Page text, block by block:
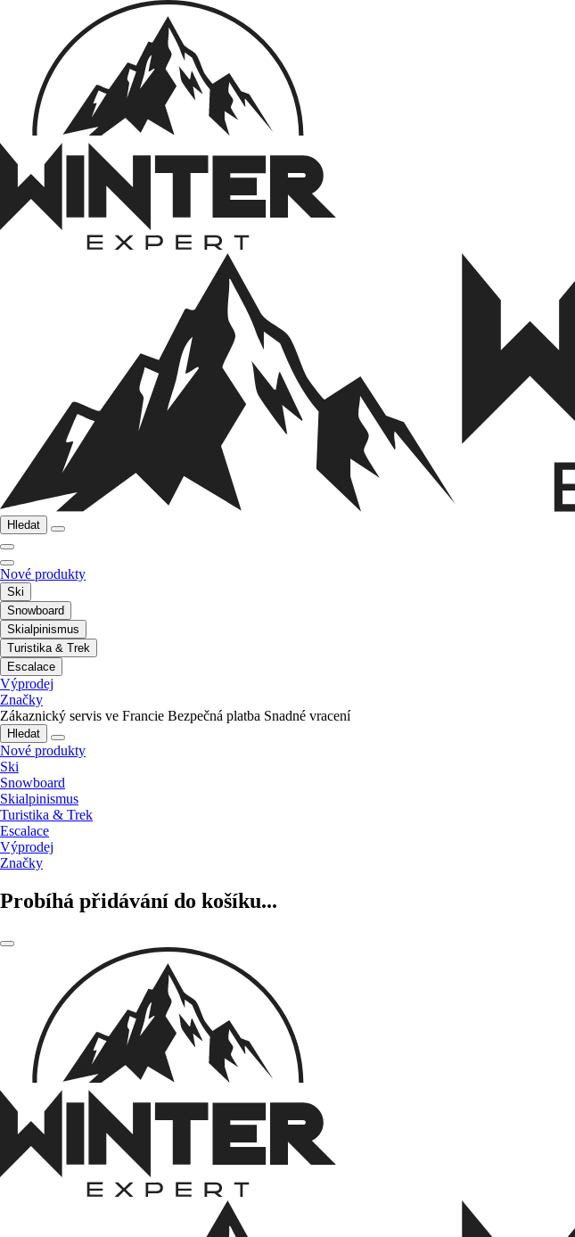
Hledat
Nové produkty
Ski
Snowboard
Skialpinismus
Turistika & Trek
Escalace
Výprodej
Značky
Zákaznický servis ve Francie Bezpečná platba Snadné vracení
Hledat
Nové produkty
Ski
Snowboard
Skialpinismus
Turistika & Trek
Escalace
Výprodej
Značky
Probíhá přidávání do košíku...